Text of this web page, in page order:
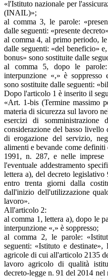
«l'Istituto nazionale per
(INAIL)»;
al comma 3, le parole:
dalle seguenti: «presente
al comma 4, al primo periodo,
dalle seguenti: «del beneficio»
bonus» sono sostituite dalle
al comma 5, dopo le
interpunzione «,» è
sono sostituite dalle seguenti:
Dopo l'articolo 1 è inserito il
«Art. 1-bis (Termine massimo
materia di sicurezza sul lavoro
esercizi di
considerazione del basso
di erogazione del servizio,
alimenti e bevande come
1991, n. 287, e nelle imprese
l'eventuale addestramento
lettera a), del decreto
entro trenta giorni dalla
dall'inizio dell'utilizzazione
lavoro».
All'articolo 2:
al comma 1, lettera a), dopo le
interpunzione «,» è soppresso;
al comma 2, le parole:
seguenti: «Istituto e
agricole di cui all'articolo 2135
lavoro agricolo di qualità
decreto-legge n. 91 del 2014